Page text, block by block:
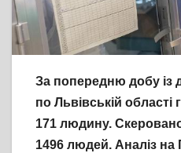
За попередню добу із
по Львівській області
171 людину.
1496 людей. Аналіз